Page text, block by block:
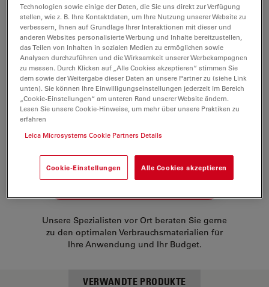
zur Verfügung und können an Amino- und
Mercaptogruppen gekoppelt werden. Darüberhinaus
werden Biotin-, Phalloidin- und Streptavidinkonjugate
angeboten.
Die charakteristischen Eigenschaften der Farbstoffe
sind:
starke Absorption (hoher Extinktionskoeffizient)
hohe Photostabilität
BRAUCHEN SIE HILFE?
Unsere Spezialisten vor Ort beraten Sie gerne
zu den optimalen Verbrauchsmaterialien für
Ihre Anwendung und Ihr Budget.
VERWANDTE PRODUKTE
Technologien sowie einige der Daten, die Sie uns direkt zur Verfügung
stellen, wie z. B. Ihre Kontaktdaten, um Ihre Nutzung unserer Website zu
verbessern, Ihnen auf Grundlage Ihrer Interaktionen mit dieser und
anderen Websites personalisierte Werbung und Inhalte bereitzustellen,
das Teilen von Inhalten in sozialen Medien zu ermöglichen sowie
Analysen durchzuführen und die Wirksamkeit unserer Werbekampagnen
zu messen. Durch Klicken auf „Alle Cookies akzeptieren“ stimmen Sie
dem sowie der Weitergabe dieser Daten an unsere Partner zu (siehe Link
unten). Sie können Ihre Einwilligungseinstellungen jederzeit im Bereich
„Cookie-Einstellungen“ am unteren Rand unserer Website ändern.
Lesen Sie unsere Cookie-Hinweise, um mehr über unsere Praktiken zu
erfahren
Leica Microsystems Cookie Partners Details
Cookie-Einstellungen Alle Cookies akzeptieren